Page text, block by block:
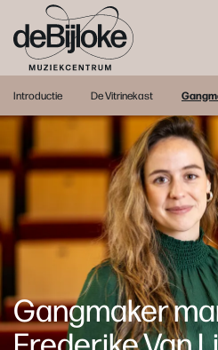
Introductie De Vitrinekast
Gangmaker